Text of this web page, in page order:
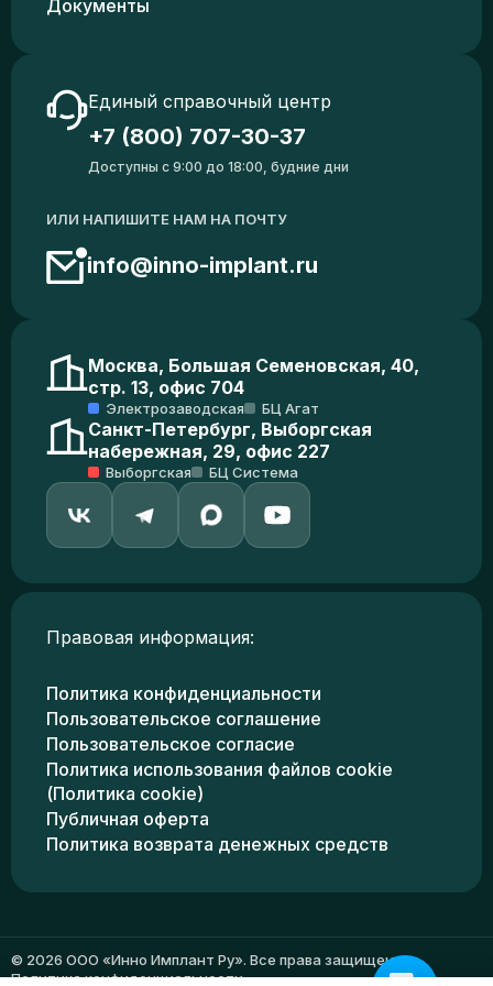
Документы
Единый справочный центр
+7 (800) 707-30-37
Доступны с 9:00 до 18:00, будние дни
ИЛИ НАПИШИТЕ НАМ НА ПОЧТУ
info@inno-implant.ru
Москва, Большая Семеновская, 40,
стр. 13, офис 704
Электрозаводская БЦ Агат
Санкт-Петербург, Выборгская
набережная, 29, офис 227
Выборгская БЦ Система
Правовая информация:
Политика конфиденциальности
Пользовательское соглашение
Пользовательское согласие
Политика использования файлов cookie
(Политика cookie)
Публичная оферта
Политика возврата денежных средств
© 2026 ООО «Инно Имплант Ру». Все права защищены.
Политика конфиденциальности